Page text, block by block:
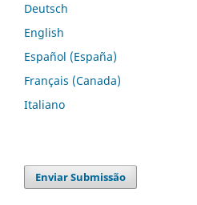
Deutsch
English
Español (España)
Français (Canada)
Italiano
Enviar Submissão